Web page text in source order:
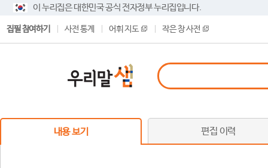
이 누리집은 대한민국 공식 전자정부 누리집입니다.
집필 참여하기 사전 통계 어휘 지도 작은 창 사전
내용 보기 편집 이력